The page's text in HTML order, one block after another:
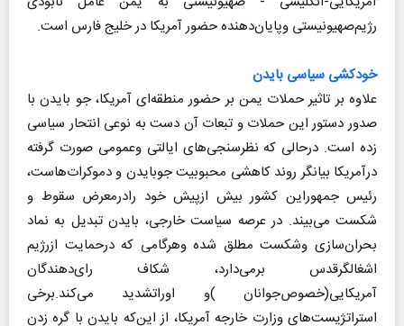
رژیم‌صهیونیستی وپایان‌دهنده حضور آمریكا در خلیج فارس است.
خودكشی سیاسی بایدن
علاوه بر تاثیر حملات یمن بر حضور منطقه‌ای آمریكا، جو بایدن با
صدور دستور این حملات و تبعات آن دست به نوعی انتحار سیاسی
زده است. درحالی كه نظرسنجی‌های ایالتی وعمومی صورت گرفته
درآمریكا بیانگر روند كاهشی محبوبیت جوبایدن و دموكرات‌هاست،
رئیس جمهوراین كشور بیش ازپیش خود رادرمعرض سقوط و
شكست می‌بیند. در عرصه سیاست خارجی، بایدن تبدیل به نماد
بحران‌سازی وشكست مطلق شده وهرگامی كه درحمایت ازرژیم
اشغالگرقدس برمی‌دارد، شكاف رای‌دهندگان
آمریكایی(‌خصوص‌جوانان )و اوراتشدید می‌كند.برخی
استراتژیست‌های وزارت خارجه آمریكا، از این‌كه بایدن با گره زدن